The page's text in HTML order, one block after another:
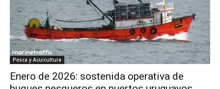
Pesca y Acuicultura
Enero de 2026: sostenida operativa de